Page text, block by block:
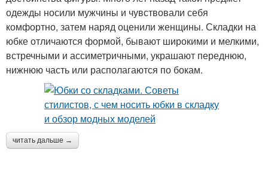
одежды носили мужчины и чувствовали себя
комфортно, затем наряд оценили женщины. Складки на
юбке отличаются формой, бывают широкими и мелкими,
встречными и ассиметричными, украшают переднюю,
нижнюю часть или располагаются по бокам.
читать дальше →